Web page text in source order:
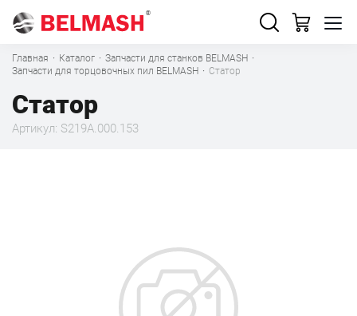
Главная · Каталог · Запчасти для станков BELMASH ·
Запчасти для торцовочных пил BELMASH · Статор
Статор
Артикул: S219A.000.153